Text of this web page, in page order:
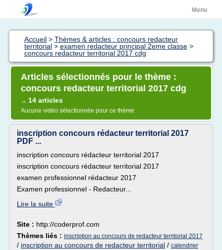
Menu
Accueil > Thèmes & articles : concours redacteur
territorial > examen redacteur principal 2eme classe >
concours redacteur territorial 2017 cdg
Articles sélectionnés pour le thème :
concours redacteur territorial 2017 cdg
→ 14 articles
Aucune vidéo sélectionnée pour ce thème
inscription concours rédacteur territorial 2017
PDF ...
inscription concours rédacteur territorial 2017
inscription concours rédacteur territorial 2017
examen professionnel rédacteur 2017
Examen professionnel - Redacteur...
Lire la suite
Site : http://coderprof.com
Thèmes liés : inscription au concours de redacteur territorial 2017
/ inscription au concours de redacteur territorial / calendrier